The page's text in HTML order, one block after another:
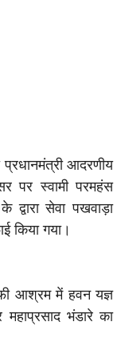
आदरणीय
पर स्वामी परमहंस
सेवा पखवाड़ा
किया गया।
आश्रम में हवन यज्ञ
भंडारे का